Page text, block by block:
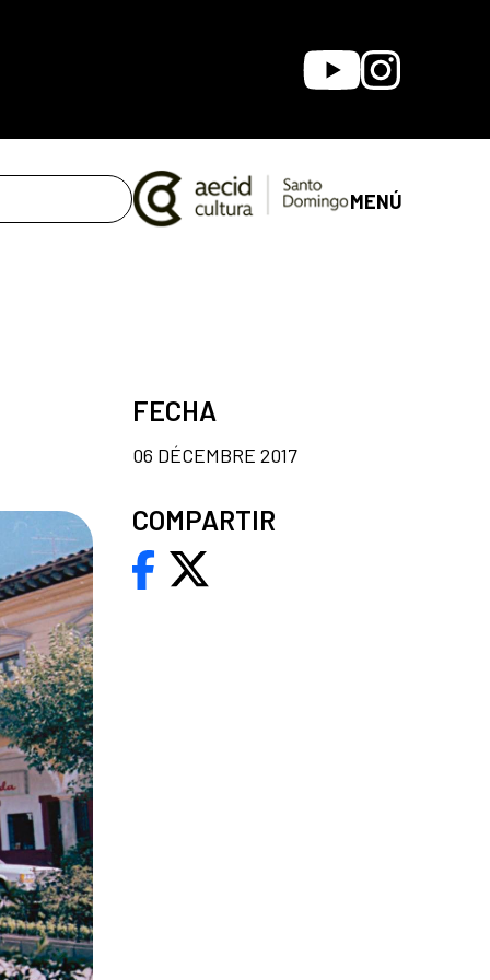
YoutubeInstagram
MENÚ
FECHA
06 DÉCEMBRE 2017
COMPARTIR